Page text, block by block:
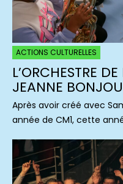
ACTIONS CULTURELLES
L’ORCHESTRE
JEANNE
Après avoir créé avec
année de CM1, cette